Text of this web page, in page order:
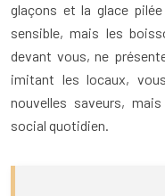
glaçons et la glace
sensible, mais les
devant vous, ne
imitant les locaux,
nouvelles saveurs,
social quotidien.